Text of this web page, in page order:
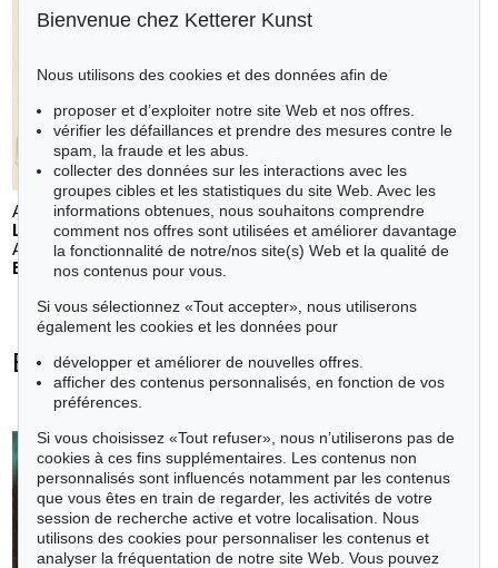
Auction 610 - Lot 126000483
LYONEL FEININGER
Alte Seebären, 1919
Estimation:€ 2,500
Auction 610 - Lot 426000372
HERMANN MAX PECHSTEIN
Reisebilder, 1919
Emil Nolde - Objets vendus
toutes les offres
Bienvenue chez Ketterer Kunst
Nous utilisons des cookies et des données afin de
proposer et d’exploiter notre site Web et nos offres.
vérifier les défaillances et prendre des mesures contre le
spam, la fraude et les abus.
collecter des données sur les interactions avec les
groupes cibles et les statistiques du site Web. Avec les
informations obtenues, nous souhaitons comprendre
comment nos offres sont utilisées et améliorer davantage
la fonctionnalité de notre/nos site(s) Web et la qualité de
nos contenus pour vous.
Si vous sélectionnez «Tout accepter», nous utiliserons
également les cookies et les données pour
développer et améliorer de nouvelles offres.
afficher des contenus personnalisés, en fonction de vos
préférences.
Si vous choisissez «Tout refuser», nous n’utiliserons pas de
cookies à ces fins supplémentaires. Les contenus non
personnalisés sont influencés notamment par les contenus
que vous êtes en train de regarder, les activités de votre
session de recherche active et votre localisation. Nous
utilisons des cookies pour personnaliser les contenus et
analyser la fréquentation de notre site Web. Vous pouvez